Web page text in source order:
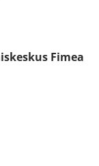
Fimea